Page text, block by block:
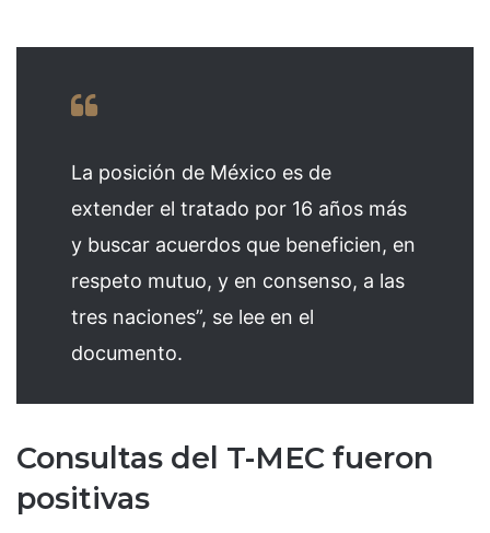
La posición de México es de
extender el tratado por 16 años más
y buscar acuerdos que beneficien, en
respeto mutuo, y en consenso, a las
tres naciones”, se lee en el
documento.
Consultas del T-MEC fueron
positivas